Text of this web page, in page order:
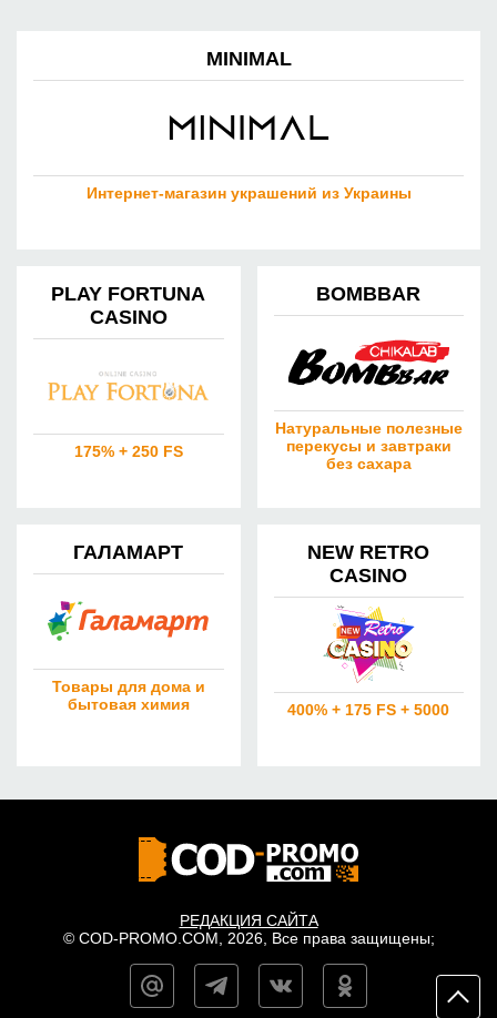
MINIMAL
Интернет-магазин украшений из Украины
PLAY FORTUNA
CASINO
175% + 250 FS
BOMBBAR
Натуральные полезные
перекусы и завтраки
без сахара
ГАЛАМАРТ
Товары для дома и
бытовая химия
NEW RETRO
CASINO
400% + 175 FS + 5000
РЕДАКЦИЯ САЙТА
© COD-PROMO.COM, 2026, Все права защищены;